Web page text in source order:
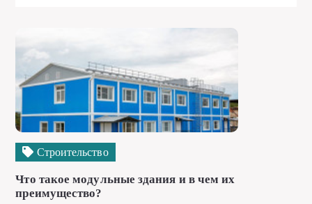
Строительство
Что такое модульные здания и в чем их
преимущество?